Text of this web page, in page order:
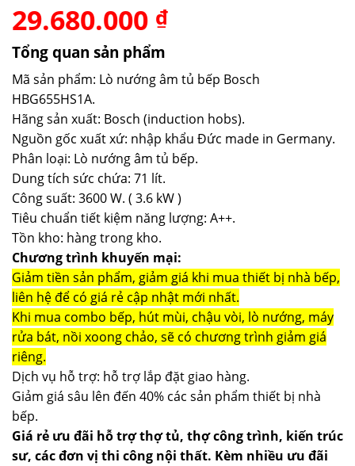
Giá
gốc
là:
37.100.000 ₫.
29.680.000 ₫Giá
là:
29.680.000 ₫.
Tổng quan sản phẩm
Mã sản phẩm: Lò nướng âm tủ bếp Bosch
HBG655HS1A.
Hãng sản xuất: Bosch (induction hobs).
Nguồn gốc xuất xứ: nhập khẩu Đức made in Germany.
Phân loại: Lò nướng âm tủ bếp.
Dung tích sức chứa: 71 lít.
Công suất: 3600 W. ( 3.6 kW )
Tiêu chuẩn tiết kiệm năng lượng: A++.
Tồn kho: hàng trong kho.
Chương trình khuyến mại:
Giảm tiền sản phẩm, giảm giá khi mua thiết bị nhà bếp,
liên hệ để có giá rẻ cập nhật mới nhất.
Khi mua combo bếp, hút mùi, chậu vòi, lò nướng, máy
rửa bát, nồi xoong chảo, sẽ có chương trình giảm giá
riêng.
Dịch vụ hỗ trợ: hỗ trợ lắp đặt giao hàng.
Giảm giá sâu lên đến 40% các sản phẩm thiết bị nhà
bếp.
Giá rẻ ưu đãi hỗ trợ thợ tủ, thợ công trình, kiến trúc
sư, các đơn vị thi công nội thất. Kèm nhiều ưu đãi